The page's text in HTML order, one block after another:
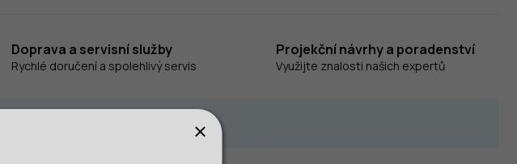
Doprava a servisní služby
Rychlé doručení a spolehlivý servis
Projekční návrhy a poradenství
Využijte znalosti našich expertů